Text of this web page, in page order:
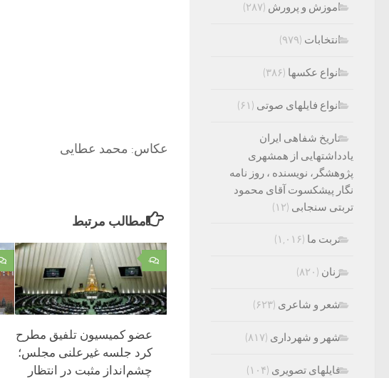
عکاس: محمد عطایی
مطالب مرتبط
۰
عضو کمیسیون تلفیق مطرح
کرد جلسه غیرعلنی مجلس؛
چشم‌انداز مثبت در انتظار
اموزش و پرورش (۲۸۷)
انتخابات (۹۷۹)
انواع عکسها (۳۸۶)
انواع فایلهای صوتی (۶۱)
تاریخ شفاهی ایران
یادداشتهایی از همشهری
پژوهشگر، نویسنده ، روز نامه
نگار پیشکسوت آقای محمود
تربتی سنجابی (۱۲)
تربت ما (۱,۰۱۶)
زنان (۸۲۰)
شعر و شاعری (۶۲۳)
شهر و شهرداری (۸۱۷)
فایلهای تصویری (۱۰۴)